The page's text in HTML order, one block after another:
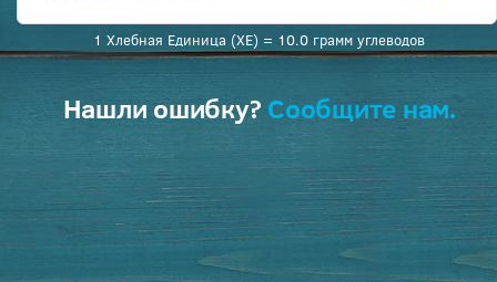
1 Хлебная Единица (ХЕ) = 10.0 грамм углеводов
Нашли ошибку?Сообщите нам.